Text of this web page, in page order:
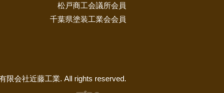
松戸商工会議所会員
千葉県塗装工業会会員
限会社近藤工業. All rights reserved.